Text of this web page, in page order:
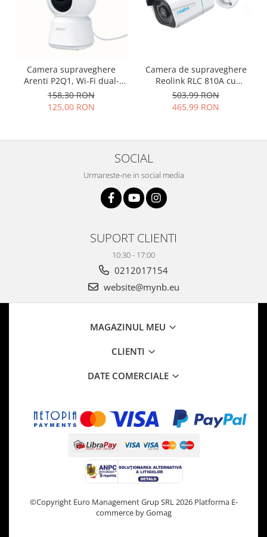
Camera supraveghere
Arenti P2Q1, Wi-Fi dual-
band, 4MP UHD, AI
miscare/sunet, urmarire
158,30 RON
125,00 RON
Camera de supraveghere
Reolink RLC 810A cu
inteligenta artificiala,
detectare Persoana/Vehicul,
503,99 RON
465,99 RON
SOCIAL
Urmareste-ne in social media
SUPORT CLIENTI
10:30 - 17:00
0212017154
website@mynb.eu
MAGAZINUL MEU
CLIENTI
DATE COMERCIALE
©Copyright Euro Management Grup SRL 2026 Platforma E-
commerce by Gomag